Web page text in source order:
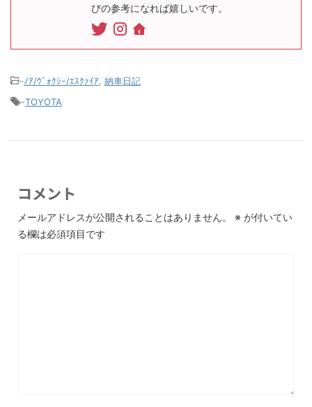
びの参考になれば嬉しいです。
-ﾉｱ/ｳﾞｫｸｼｰ/ｴｽｸｧｲｱ 納車日記
-TOYOTA
コメント
メールアドレスが公開されることはありません。 ※ が付いてい
る欄は必須項目です